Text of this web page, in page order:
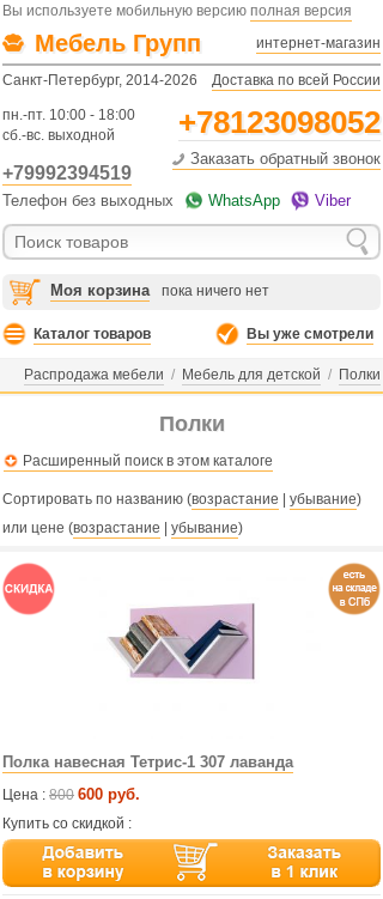
Вы используете мобильную версию полная версия
Мебель Групп интернет-магазин
Санкт-Петербург, 2014-2026 Доставка по всей России
пн.-пт. 10:00 - 18:00
сб.-вс. выходной
+78123098052
+79992394519
Заказать обратный звонок
Телефон без выходных WhatsApp Viber
Моя корзина пока ничего нет
Каталог товаров Вы уже смотрели
Распродажа мебели / Мебель для детской / Полки
Полки
Расширенный поиск в этом каталоге
Сортировать по названию (возрастание убывание)
или цене (возрастание убывание)
Полка навесная Тетрис-1 307 лаванда
Цена : 800 600 руб.
Купить со скидкой :